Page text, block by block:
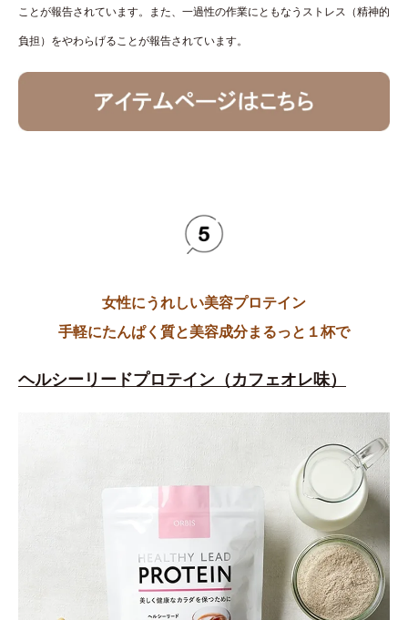
ことが報告されています。また、一過性の作業にともなうストレス（精神的
負担）をやわらげることが報告されています。
女性にうれしい美容プロテイン
手軽にたんぱく質と美容成分まるっと１杯で
ヘルシーリードプロテイン（カフェオレ味）